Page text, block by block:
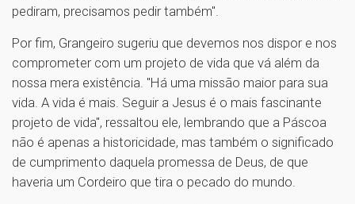
pediram, precisamos pedir também".
Por fim, Grangeiro sugeriu que devemos nos dispor e nos
comprometer com um projeto de vida que vá além da
nossa mera existência. "Há uma missão maior para sua
vida. A vida é mais. Seguir a Jesus é o mais fascinante
projeto de vida", ressaltou ele, lembrando que a Páscoa
não é apenas a historicidade, mas também o significado
de cumprimento daquela promessa de Deus, de que
haveria um Cordeiro que tira o pecado do mundo.